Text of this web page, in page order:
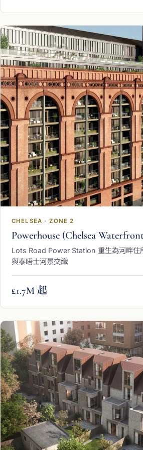
CHELSEA · ZONE 2
Powerhouse (Chelsea
Lots Road Power Station 重生為河畔住
與泰晤士河景交織
£1.7M 起